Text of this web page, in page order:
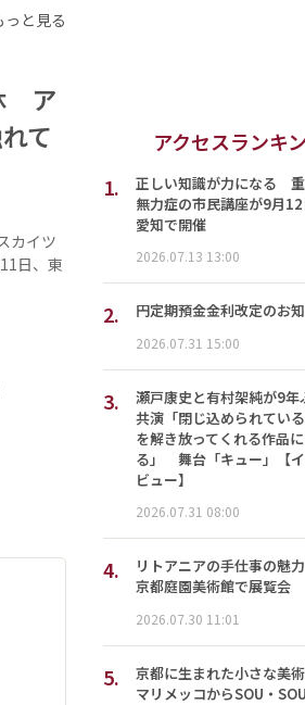
っと見る
ア
て
カイツ
日、東
アクセスランキ
1.
正しい知識が力になる
無力症の市民講座が9月
愛知で開催
2026.07.13 13:00
2. 円定期預金金利改定のお
2026.07.31 15:00
3.
瀬戸康史と有村架純が9年
共演「閉じ込められてい
を解き放ってくれる作品
る」 舞台「キュー」【
ビュー】
2026.07.31 08:00
4.
リトアニアの手仕事の魅
京都庭園美術館で展覧会
2026.07.30 11:01
5.
京都に生まれた小さな美
マリメッコからSOU・